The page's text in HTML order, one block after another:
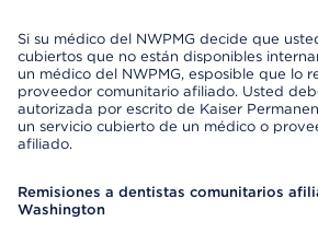
Si su médico del NWPMG decide que
cubiertos que no están disponibles
un médico del NWPMG, esposible que lo
proveedor comunitario afiliado. Usted
autorizada por escrito de Kaiser
un servicio cubierto de un médico o
afiliado.
Remisiones a dentistas comunitarios
Washington